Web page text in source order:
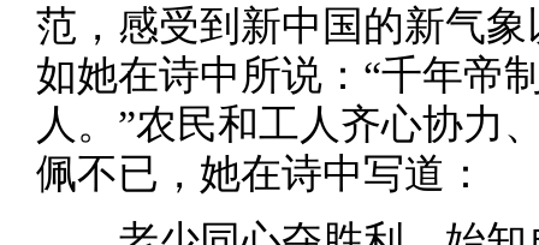
范，感受到新中国的新气
如她在诗中所说：“千年帝
人。”农民和工人齐心协力
佩不已，她在诗中写道：